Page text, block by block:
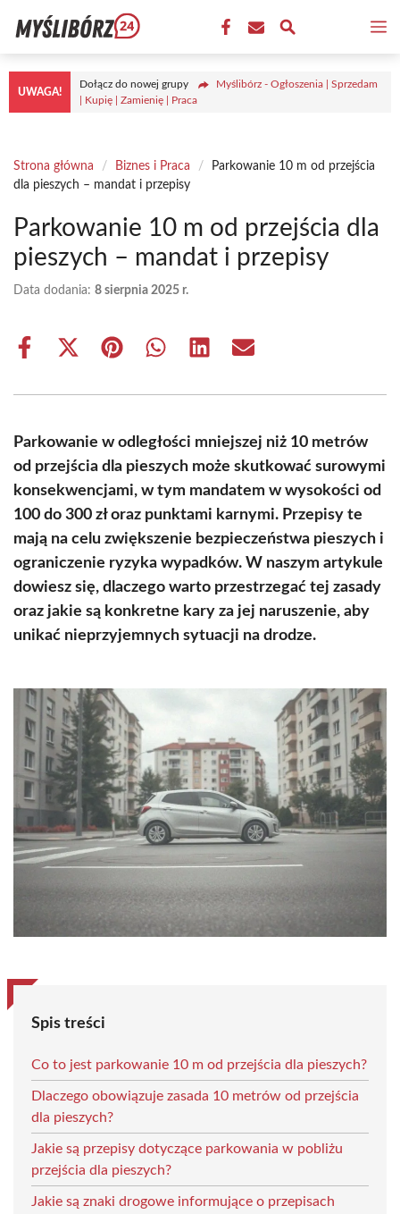
treści
UWAGA!
Dołącz do nowej grupy
Myślibórz - Ogłoszenia | Sprzedam
| Kupię | Zamienię | Praca
Strona główna / Biznes i Praca /
Parkowanie 10 m od przejścia
dla pieszych – mandat i przepisy
Parkowanie 10 m od przejścia dla
pieszych – mandat i przepisy
Data dodania: 8 sierpnia 2025 r.
Share
Share
(Twitter)
Share Share Share Share
Parkowanie w odległości mniejszej niż 10 metrów
od przejścia dla pieszych może skutkować surowymi
konsekwencjami, w tym mandatem w wysokości od
100 do 300 zł oraz punktami karnymi. Przepisy te
mają na celu zwiększenie bezpieczeństwa pieszych i
ograniczenie ryzyka wypadków. W naszym artykule
dowiesz się, dlaczego warto przestrzegać tej zasady
oraz jakie są konkretne kary za jej naruszenie, aby
unikać nieprzyjemnych sytuacji na drodze.
Spis treści
Co to jest parkowanie 10 m od przejścia dla pieszych?
Dlaczego obowiązuje zasada 10 metrów od przejścia
dla pieszych?
Jakie są przepisy dotyczące parkowania w pobliżu
przejścia dla pieszych?
Jakie są znaki drogowe informujące o przepisach